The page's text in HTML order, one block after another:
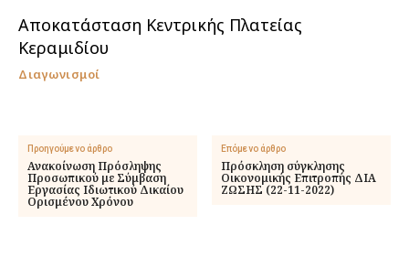
Αποκατάσταση Κεντρικής Πλατείας
Κεραμιδίου
Διαγωνισμοί
Προηγούμενο άρθρο
Ανακοίνωση Πρόσληψης
Προσωπικού με Σύμβαση
Εργασίας Ιδιωτικού Δικαίου
Ορισμένου Χρόνου
Επόμενο άρθρο
Πρόσκληση σύγκλησης
Οικονομικής Επιτροπής ΔΙΑ
ΖΩΣΗΣ (22-11-2022)